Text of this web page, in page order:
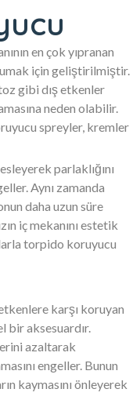
en çok yıpranan
için geliştirilmiştir.
gibi dış etkenler
neden olabilir.
spreyler, kremler
parlaklığını
Aynı zamanda
daha uzun süre
iç mekanını estetik
torpido koruyucu
karşı koruyan
bir aksesuardır.
azaltarak
engeller. Bunun
kaymasını önleyerek